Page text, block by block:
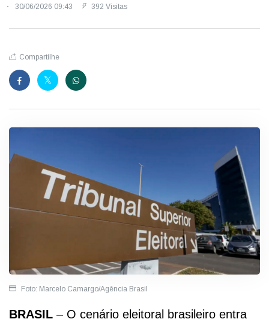
30/06/2026 09:43 392 Visitas
Compartilhe
Foto: Marcelo Camargo/Agência Brasil
BRASIL – O cenário eleitoral brasileiro entra